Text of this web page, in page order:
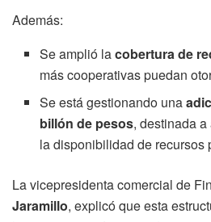
Además:
Se amplió lacobertura de
más cooperativas puedan
Se está gestionando una
billón de pesos, destinada
la disponibilidad de recursos
La vicepresidenta comercial de
Jaramillo, explicó que esta